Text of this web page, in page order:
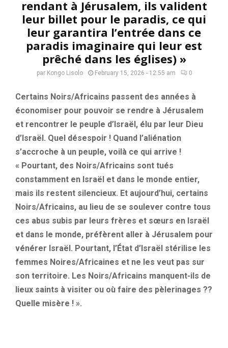
rendant à Jérusalem, ils valident
leur billet pour le paradis, ce qui
leur garantira l’entrée dans ce
paradis imaginaire qui leur est
prêché dans les églises) »
par Kongo Lisolo February 15, 2026 - 12:55 am 0
Certains Noirs/Africains passent des années à
économiser pour pouvoir se rendre à Jérusalem
et rencontrer le peuple d’Israël, élu par leur Dieu
d’Israël. Quel désespoir ! Quand l’aliénation
s’accroche à un peuple, voilà ce qui arrive !
« Pourtant, des Noirs/Africains sont tués
constamment en Israël et dans le monde entier,
mais ils restent silencieux. Et aujourd’hui, certains
Noirs/Africains, au lieu de se soulever contre tous
ces abus subis par leurs frères et sœurs en Israël
et dans le monde, préfèrent aller à Jérusalem pour
vénérer Israël. Pourtant, l’État d’Israël stérilise les
femmes Noires/Africaines et ne les veut pas sur
son territoire. Les Noirs/Africains manquent-ils de
lieux saints à visiter ou où faire des pèlerinages ??
Quelle misère ! ».